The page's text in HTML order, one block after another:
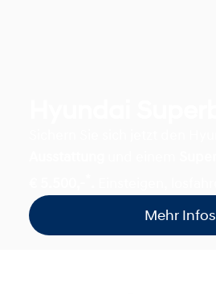
Mehr Infos